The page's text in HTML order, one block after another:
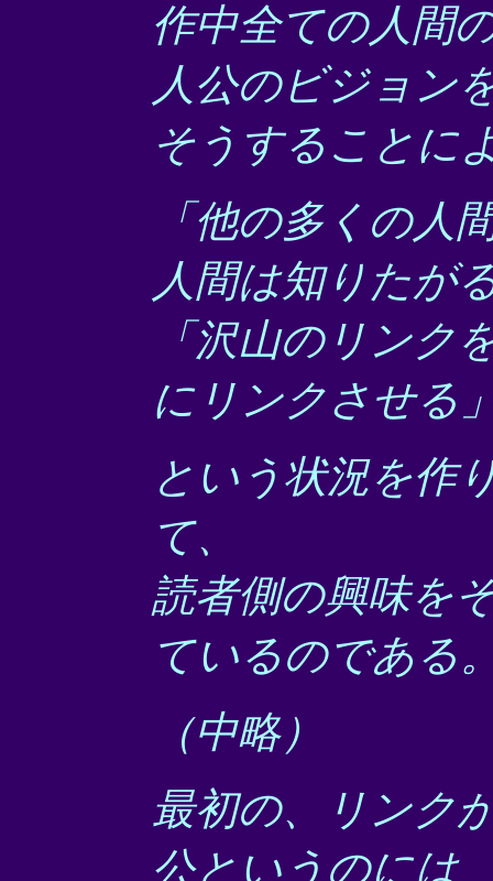
作中全ての人間
人公のビジョン
そうすることに
「他の多くの人
人間は知りたが
「沢山のリンク
にリンクさせる
という状況を作
て、
読者側の興味を
ているのである
（中略）
最初の、リンク
公というのには